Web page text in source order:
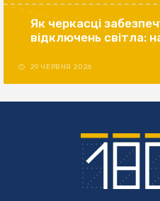
Як черкасці
відключень світла:
29 ЧЕРВНЯ 2026